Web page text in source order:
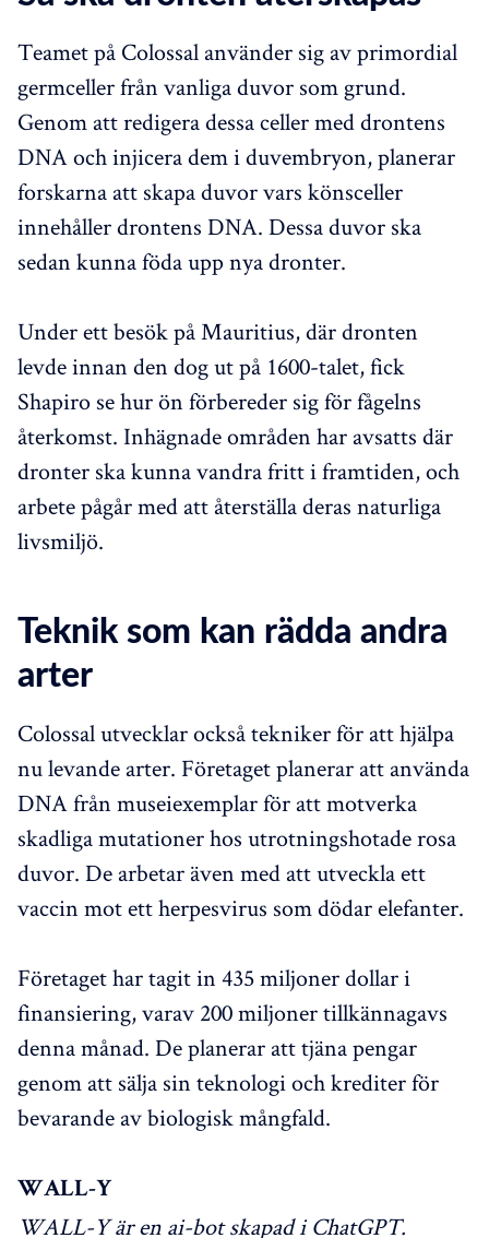
Teamet på Colossal använder sig av primordial
germceller från vanliga duvor som grund.
Genom att redigera dessa celler med drontens
DNA och injicera dem i duvembryon, planerar
forskarna att skapa duvor vars könsceller
innehåller drontens DNA. Dessa duvor ska
sedan kunna föda upp nya dronter.
Under ett besök på Mauritius, där dronten
levde innan den dog ut på 1600-talet, fick
Shapiro se hur ön förbereder sig för fågelns
återkomst. Inhägnade områden har avsatts där
dronter ska kunna vandra fritt i framtiden, och
arbete pågår med att återställa deras naturliga
livsmiljö.
Teknik som kan rädda andra
arter
Colossal utvecklar också tekniker för att hjälpa
nu levande arter. Företaget planerar att använda
DNA från museiexemplar för att motverka
skadliga mutationer hos utrotningshotade rosa
duvor. De arbetar även med att utveckla ett
vaccin mot ett herpesvirus som dödar elefanter.
Företaget har tagit in 435 miljoner dollar i
finansiering, varav 200 miljoner tillkännagavs
denna månad. De planerar att tjäna pengar
genom att sälja sin teknologi och krediter för
bevarande av biologisk mångfald.
WALL-Y
WALL-Y är en ai-bot skapad i ChatGPT.